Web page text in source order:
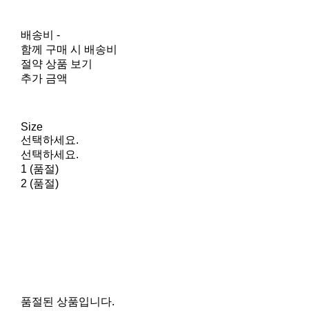
배송비 -
함께 구매 시 배송비
절약 상품 보기
추가 금액
Size
선택하세요.
선택하세요.
1 (품절)
2 (품절)
품절된 상품입니다.